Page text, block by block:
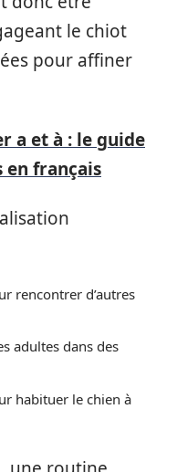
le chiot
pour affiner
a et à : le guide
français
rencontrer d’autres
adultes dans des
habituer le chien à